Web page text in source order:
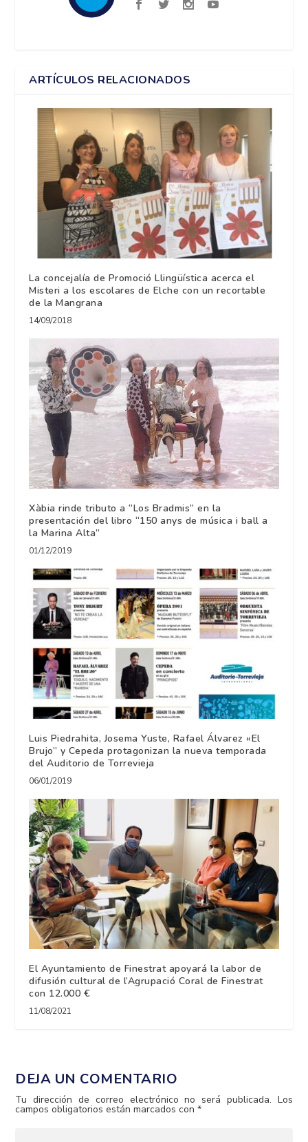
ARTÍCULOS RELACIONADOS
La concejalía de Promoció Llingüística acerca el
Misteri a los escolares de Elche con un recortable
de la Mangrana
14/09/2018
Xàbia rinde tributo a “Los Bradmis” en la
presentación del libro “150 anys de música i ball a
la Marina Alta”
01/12/2019
Luis Piedrahita, Josema Yuste, Rafael Álvarez «El
Brujo” y Cepeda protagonizan la nueva temporada
del Auditorio de Torrevieja
06/01/2019
El Ayuntamiento de Finestrat apoyará la labor de
difusión cultural de l’Agrupació Coral de Finestrat
con 12.000 €
11/08/2021
DEJA UN COMENTARIO
Tu dirección de correo electrónico no será publicada. Los
campos obligatorios están marcados con*